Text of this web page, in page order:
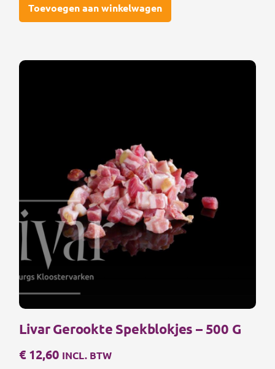
Toevoegen aan winkelwagen
Livar Gerookte Spekblokjes – 500 G
€12,60 INCL. BTW